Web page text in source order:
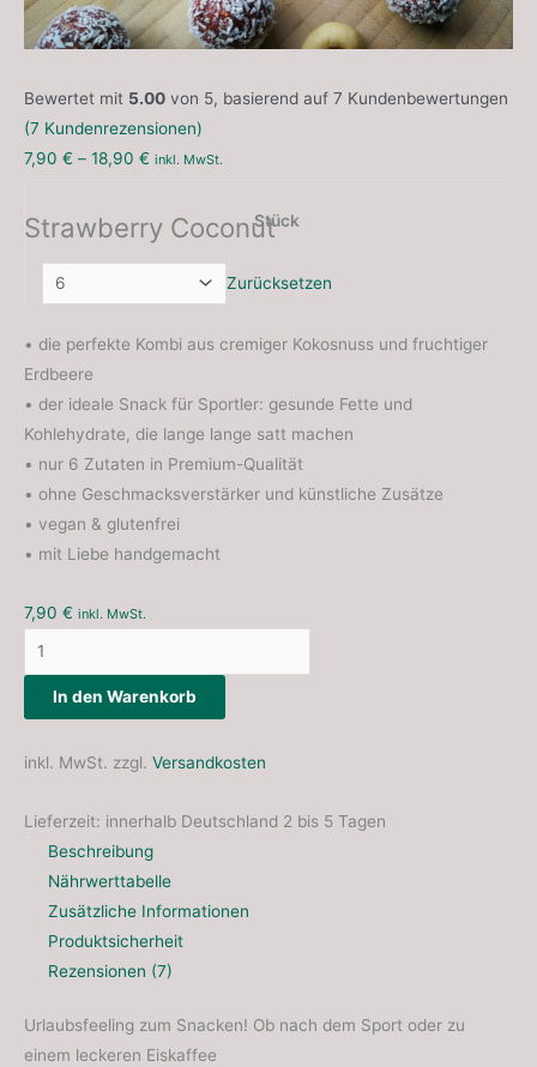
Bewertet mit 5.00 von 5, basierend auf 7 Kundenbewertungen
(7 Kundenrezensionen)
7,90 € – 18,90 € inkl. MwSt.
Strawberry CoconutStück
Zurücksetzen
• die perfekte Kombi aus cremiger Kokosnuss und fruchtiger
Erdbeere
• der ideale Snack für Sportler: gesunde Fette und
Kohlehydrate, die lange lange satt machen
• nur 6 Zutaten in Premium-Qualität
• ohne Geschmacksverstärker und künstliche Zusätze
• vegan & glutenfrei
• mit Liebe handgemacht
7,90 € inkl. MwSt.
In den Warenkorb
inkl. MwSt. zzgl. Versandkosten
Lieferzeit: innerhalb Deutschland 2 bis 5 Tagen
Beschreibung
Nährwerttabelle
Zusätzliche Informationen
Produktsicherheit
Rezensionen (7)
Urlaubsfeeling zum Snacken! Ob nach dem Sport oder zu
einem leckeren Eiskaffee